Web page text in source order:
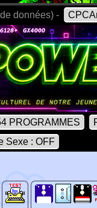
données) -
PROGRAMMES
Sexe : OFF